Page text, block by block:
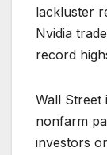
lackluster
Nvidia
record
Wall Street
nonfarm
investors